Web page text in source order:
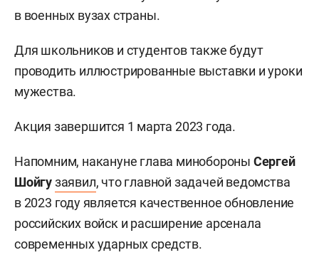
в военных вузах страны.
Для школьников и студентов также будут
проводить иллюстрированные выставки и уроки
мужества.
Акция завершится 1 марта 2023 года.
Напомним, накануне глава минобороны Сергей
Шойгузаявил, что главной задачей ведомства
в 2023 году является качественное обновление
российских войск и расширение арсенала
современных ударных средств.